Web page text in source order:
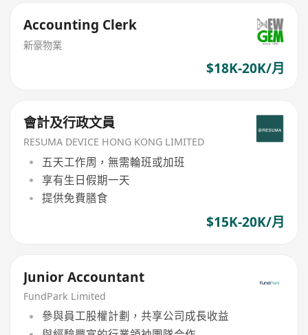
Accounting Clerk
新豪物業
$18K-20K/月
會計及行政文員
RESUMA DEVICE HONG KONG LIMITED
五天工作周，無需輪班或加班
享有生日假期一天
提供免費膳食
$15K-20K/月
Junior Accountant
FundPark Limited
參與員工股權計劃，共享公司成長收益